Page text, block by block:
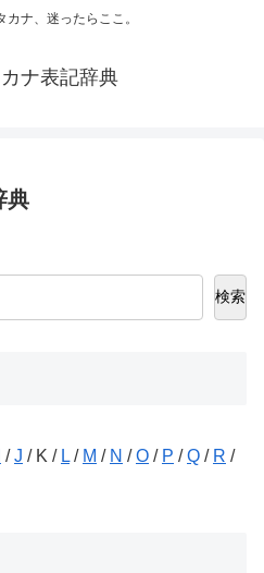
ナ、迷ったらここ。
ナ表記辞典
典
検索
/J / K / L / M / N /O / P /Q / R /